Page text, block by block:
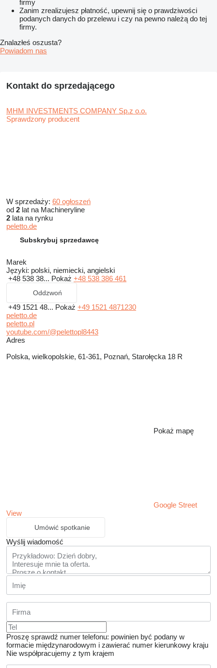
firmy
Zanim zrealizujesz płatność, upewnij się o prawdziwości
podanych danych do przelewu i czy na pewno należą do tej
firmy.
Znalazłeś oszusta?
Powiadom nas
Kontakt do sprzedającego
MHM INVESTMENTS COMPANY Sp.z o.o.
Sprawdzony producent
W sprzedaży: 60 ogłoszeń
od 2 lat na Machineryline
2 lata na rynku
peletto.de
Subskrybuj sprzedawcę
Marek
Języki: polski, niemiecki, angielski
+48 538 38... Pokaż +48 538 386 461
Oddzwoń
+49 1521 48... Pokaż +49 1521 4871230
peletto.de
peletto.pl
youtube.com/@pelettopl8443
Adres
Polska, wielkopolskie, 61-361, Poznań, Starołęcka 18 R
Pokaż mapę
Google Street
View
Umówić spotkanie
Wyślij wiadomość
Proszę sprawdź numer telefonu: powinien być podany w
formacie międzynarodowym i zawierać numer kierunkowy kraju
Nie współpracujemy z tym krajem